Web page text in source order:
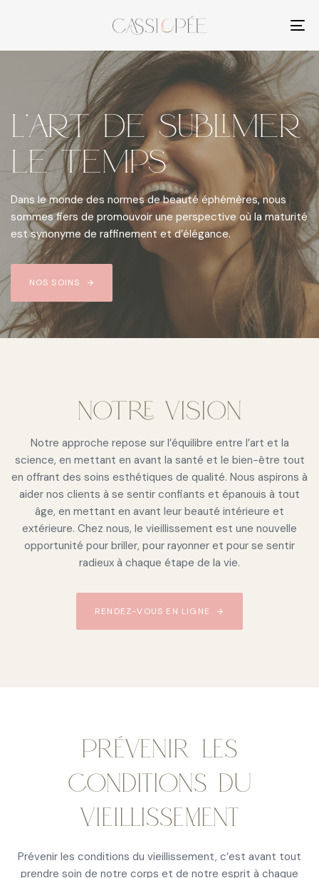
content
L’art de sublimer
le temps
Dans le monde des normes de beauté éphémères, nous
sommes fiers de promouvoir une perspective où la maturité
est synonyme de raffinement et d’élégance.
NOS SOINS
Notre vision
Notre approche repose sur l’équilibre entre l’art et la
science, en mettant en avant la santé et le bien-être tout
en offrant des soins esthétiques de qualité. Nous aspirons à
aider nos clients à se sentir confiants et épanouis à tout
âge, en mettant en avant leur beauté intérieure et
extérieure. Chez nous, le vieillissement est une nouvelle
opportunité pour briller, pour rayonner et pour se sentir
radieux à chaque étape de la vie.
RENDEZ-VOUS EN LIGNE
PRÉVENIR LES
CONDITIONS DU
VIEILLISSEMENT
Prévenir les conditions du vieillissement, c’est avant tout
prendre soin de notre corps et de notre esprit à chaque